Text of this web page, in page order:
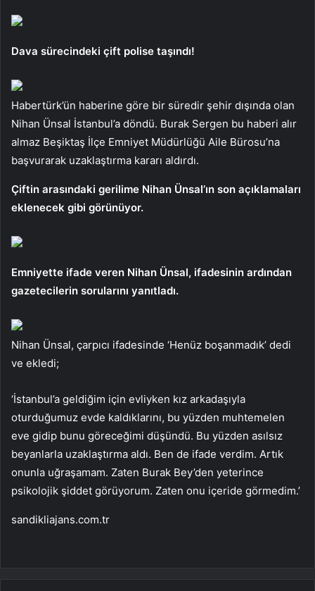
Dava sürecindeki çift polise taşındı!
Habertürk’ün haberine göre bir süredir şehir dışında olan
Nihan Ünsal İstanbul’a döndü. Burak Sergen bu haberi alır
almaz Beşiktaş İlçe Emniyet Müdürlüğü Aile Bürosu’na
başvurarak uzaklaştırma kararı aldırdı.
Çiftin arasındaki gerilime Nihan Ünsal’ın son açıklamaları
eklenecek gibi görünüyor.
Emniyette ifade veren Nihan Ünsal, ifadesinin ardından
gazetecilerin sorularını yanıtladı.
Nihan Ünsal, çarpıcı ifadesinde ‘Henüz boşanmadık’ dedi
ve ekledi;
‘İstanbul’a geldiğim için evliyken kız arkadaşıyla
oturduğumuz evde kaldıklarını, bu yüzden muhtemelen
eve gidip bunu göreceğimi düşündü. Bu yüzden asılsız
beyanlarla uzaklaştırma aldı. Ben de ifade verdim. Artık
onunla uğraşamam. Zaten Burak Bey’den yeterince
psikolojik şiddet görüyorum. Zaten onu içeride görmedim.’
sandikliajans.com.tr